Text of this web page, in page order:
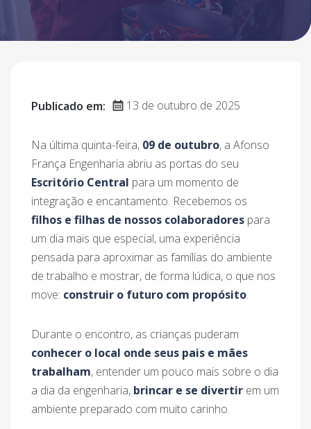
Publicado em: 13 de outubro de 2025
Na última quinta-feira, 09 de outubro, a Afonso
França Engenharia abriu as portas do seu
Escritório Central para um momento de
integração e encantamento. Recebemos os
filhos e filhas de nossos colaboradores para
um dia mais que especial, uma experiência
pensada para aproximar as famílias do ambiente
de trabalho e mostrar, de forma lúdica, o que nos
move: construir o futuro com propósito.
Durante o encontro, as crianças puderam
conhecer o local onde seus pais e mães
trabalham, entender um pouco mais sobre o dia
a dia da engenharia, brincar e se divertir em um
ambiente preparado com muito carinho.